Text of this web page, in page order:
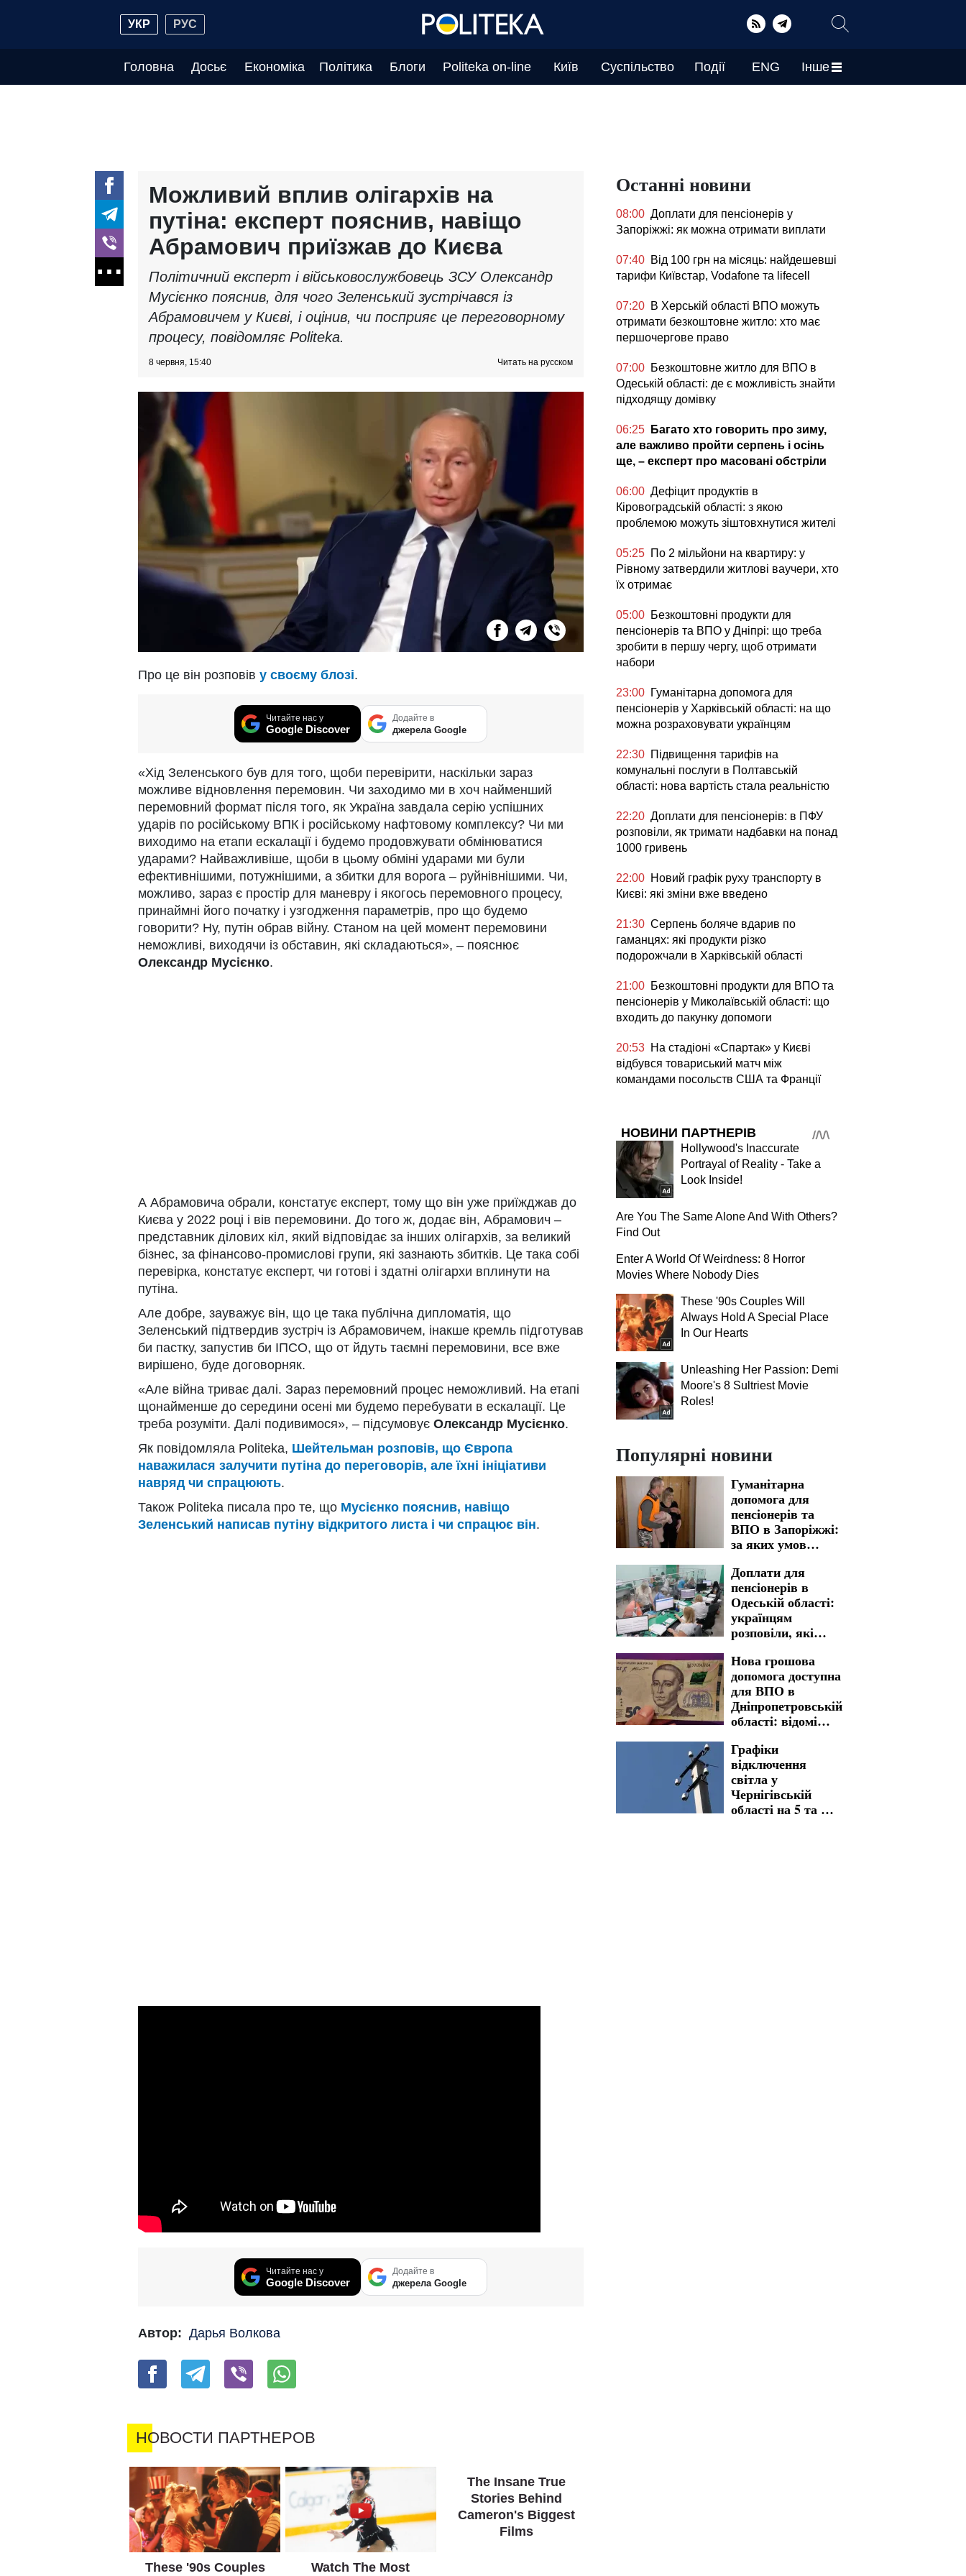
УКР РУС
Головна Досьє Економіка Політика Блоги Politeka on-line Київ Суспільство Події ENG Інше
Можливий вплив олігархів на
путіна: експерт пояснив, навіщо
Абрамович приїзжав до Києва
Політичний експерт і військовослужбовець ЗСУ Олександр
Мусієнко пояснив, для чого Зеленський зустрічався із
Абрамовичем у Києві, і оцінив, чи посприяє це переговорному
процесу, повідомляє Politeka.
8 червня, 15:40 Читать на русском
Про це він розповів у своєму блозі.
Читайте нас у
Google Discover
Додайте в
джерела Google
«Хід Зеленського був для того, щоби перевірити, наскільки зараз
можливе відновлення перемовин. Чи заходимо ми в хоч найменший
перемовний формат після того, як Україна завдала серію успішних
ударів по російському ВПК і російському нафтовому комплексу? Чи ми
виходимо на етапи ескалації і будемо продовжувати обмінюватися
ударами? Найважливіше, щоби в цьому обміні ударами ми були
ефективнішими, потужнішими, а збитки для ворога – руйнівнішими. Чи,
можливо, зараз є простір для маневру і якогось перемовного процесу,
принаймні його початку і узгодження параметрів, про що будемо
говорити? Ну, путін обрав війну. Станом на цей момент перемовини
неможливі, виходячи із обставин, які складаються», – пояснює
Олександр Мусієнко.
А Абрамовича обрали, констатує експерт, тому що він уже приїжджав до
Києва у 2022 році і вів перемовини. До того ж, додає він, Абрамович –
представник ділових кіл, який відповідає за інших олігархів, за великий
бізнес, за фінансово-промислові групи, які зазнають збитків. Це така собі
перевірка, констатує експерт, чи готові і здатні олігархи вплинути на
путіна.
Але добре, зауважує він, що це така публічна дипломатія, що
Зеленський підтвердив зустріч із Абрамовичем, інакше кремль підготував
би пастку, запустив би ІПСО, що от йдуть таємні перемовини, все вже
вирішено, буде договорняк.
«Але війна триває далі. Зараз перемовний процес неможливий. На етапі
щонайменше до середини осені ми будемо перебувати в ескалації. Це
треба розуміти. Далі подивимося», – підсумовує Олександр Мусієнко.
Як повідомляла Politeka, Шейтельман розповів, що Європа
наважилася залучити путіна до переговорів, але їхні ініціативи
навряд чи спрацюють.
Також Politeka писала про те, що Мусієнко пояснив, навіщо
Зеленський написав путіну відкритого листа і чи спрацює він.
Читайте нас у
Google Discover
Додайте в
джерела Google
Автор: Дарья Волкова
Останні новини
08:00 Доплати для пенсіонерів у
Запоріжжі: як можна отримати виплати
07:40 Від 100 грн на місяць: найдешевші
тарифи Київстар, Vodafone та lifecell
07:20 В Херській області ВПО можуть
отримати безкоштовне житло: хто має
першочергове право
07:00 Безкоштовне житло для ВПО в
Одеській області: де є можливість знайти
підходящу домівку
06:25
Багато хто говорить про зиму,
але важливо пройти серпень і осінь
ще, – експерт про масовані обстріли
06:00 Дефіцит продуктів в
Кіровоградській області: з якою
проблемою можуть зіштовхнутися жителі
05:25 По 2 мільйони на квартиру: у
Рівному затвердили житлові ваучери, хто
їх отримає
05:00 Безкоштовні продукти для
пенсіонерів та ВПО у Дніпрі: що треба
зробити в першу чергу, щоб отримати
набори
23:00 Гуманітарна допомога для
пенсіонерів у Харківській області: на що
можна розраховувати українцям
22:30 Підвищення тарифів на
комунальні послуги в Полтавській
області: нова вартість стала реальністю
22:20 Доплати для пенсіонерів: в ПФУ
розповіли, як тримати надбавки на понад
1000 гривень
22:00 Новий графік руху транспорту в
Києві: які зміни вже введено
21:30 Серпень боляче вдарив по
гаманцях: які продукти різко
подорожчали в Харківській області
21:00 Безкоштовні продукти для ВПО та
пенсіонерів у Миколаївській області: що
входить до пакунку допомоги
20:53 На стадіоні «Спартак» у Києві
відбувся товариський матч між
командами посольств США та Франції
НОВИНИ ПАРТНЕРІВ
Hollywood's Inaccurate
Portrayal of Reality - Take a
Look Inside!
Are You The Same Alone And With Others?
Find Out
Enter A World Of Weirdness: 8 Horror
Movies Where Nobody Dies
These '90s Couples Will
Always Hold A Special Place
In Our Hearts
Unleashing Her Passion: Demi
Moore's 8 Sultriest Movie
Roles!
Популярні новини
Гуманітарна
допомога для
пенсіонерів та
ВПО в Запоріжжі:
за яких умов
підтримку
Доплати для
пенсіонерів в
Одеській області:
українцям
розповіли, які
можливість
отримати
Нова грошова
допомога доступна
для ВПО в
Дніпропетровській
області: відомі
та розмір виплат
Графіки
відключення
світла у
Чернігівській
області на 5 та 6